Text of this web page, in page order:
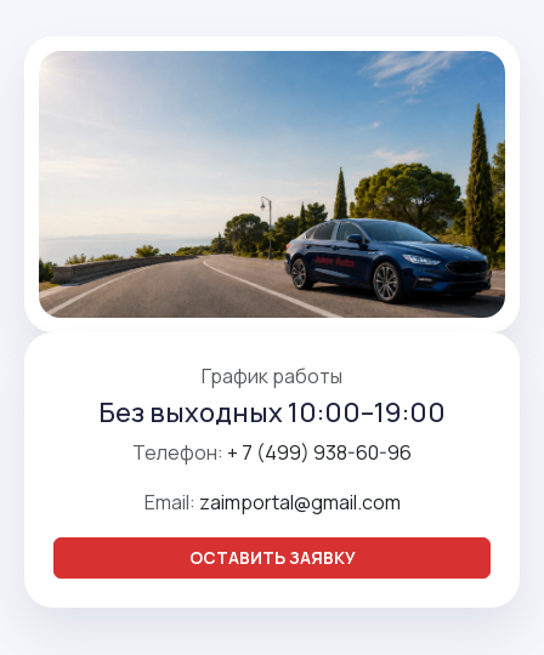
График работы
Без выходных 10:00–19:00
Телефон: + 7 (499) 938-60-96
Email: zaimportal@gmail.com
ОСТАВИТЬ ЗАЯВКУ